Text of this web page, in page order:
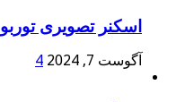
اسکنر تصویری توربو ۲۰۰۰۰
آگوست 7, 2024 4